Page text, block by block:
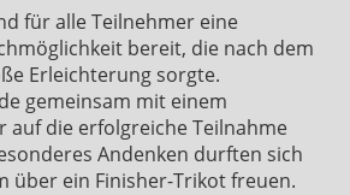
für alle Teilnehmer eine
bereit, die nach dem
Erleichterung sorgte.
gemeinsam mit einem
auf die erfolgreiche Teilnahme
Andenken durften sich
über ein Finisher-Trikot freuen.